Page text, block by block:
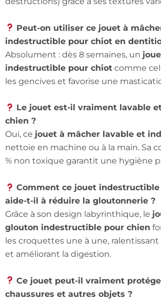
Peut-on utiliser ce jouet à
indestructible pour chiot en
Absolument : dès 8 semaines, un
indestructible pour chiot comme
les gencives et favorise une
Le jouet est-il vraiment lavable
chien ?
Oui, ce jouet à mâcher lavable et
nettoie en machine ou à la main. Sa
% non toxique garantit une hygiène
Comment ce jouet
aide-t-il à réduire la gloutonnerie ?
Grâce à son design labyrinthique, le
glouton indestructible pour chien
les croquettes une à une,
et améliorant la digestion.
Ce jouet peut-il vraiment
chaussures et autres objets ?